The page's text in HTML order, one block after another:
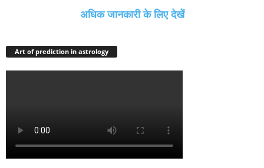
अधिक जानकारी के लिए देखें
Art of prediction in astrology